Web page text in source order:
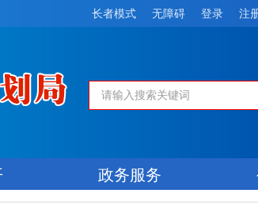
长者模式 无障碍 登录 注
政务服务